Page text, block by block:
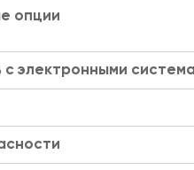
опции
электронными